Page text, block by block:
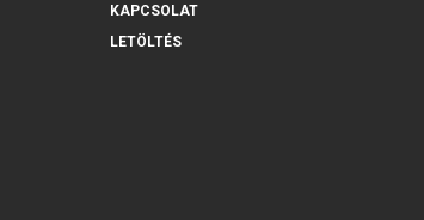
KAPCSOLAT
LETÖLTÉS